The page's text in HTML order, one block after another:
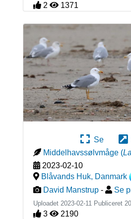
2 1371
Se
Middelhavssølvmåge (
2023-02-10
Blåvands Huk, Danmark
David Manstrup - Se
Uploadet 2023-02-11 Publiceret
3 2190